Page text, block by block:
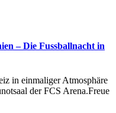
– Die Fussballnacht in
in einmaliger Atmosphäre
der FCS Arena.Freue